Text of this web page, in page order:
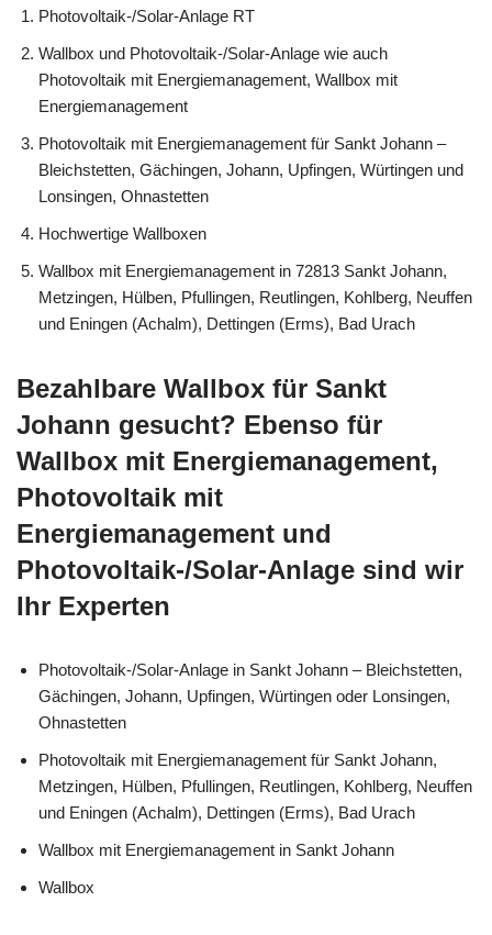
Photovoltaik-/Solar-Anlage RT
Wallbox und Photovoltaik-/Solar-Anlage wie auch
Photovoltaik mit Energiemanagement, Wallbox mit
Energiemanagement
Photovoltaik mit Energiemanagement für Sankt Johann –
Bleichstetten, Gächingen, Johann, Upfingen, Würtingen und
Lonsingen, Ohnastetten
Hochwertige Wallboxen
Wallbox mit Energiemanagement in 72813 Sankt Johann,
Metzingen, Hülben, Pfullingen, Reutlingen, Kohlberg, Neuffen
und Eningen (Achalm), Dettingen (Erms), Bad Urach
Bezahlbare Wallbox für Sankt
Johann gesucht? Ebenso für
Wallbox mit Energiemanagement,
Photovoltaik mit
Energiemanagement und
Photovoltaik-/Solar-Anlage sind wir
Ihr Experten
Photovoltaik-/Solar-Anlage in Sankt Johann – Bleichstetten,
Gächingen, Johann, Upfingen, Würtingen oder Lonsingen,
Ohnastetten
Photovoltaik mit Energiemanagement für Sankt Johann,
Metzingen, Hülben, Pfullingen, Reutlingen, Kohlberg, Neuffen
und Eningen (Achalm), Dettingen (Erms), Bad Urach
Wallbox mit Energiemanagement in Sankt Johann
Wallbox